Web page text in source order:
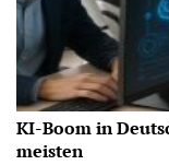
KI-Boom in
meisten